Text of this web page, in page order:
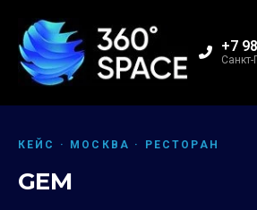
+7
Санкт-
КЕЙС · МОСКВА · РЕСТОРАН
GEM